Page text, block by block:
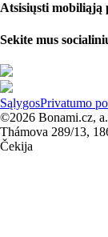
Atsisiųsti mobiliąją
Sekite mus
SąlygosPrivatumo
©2026 Bonami.cz,
Thámova 289/13,
Čekija